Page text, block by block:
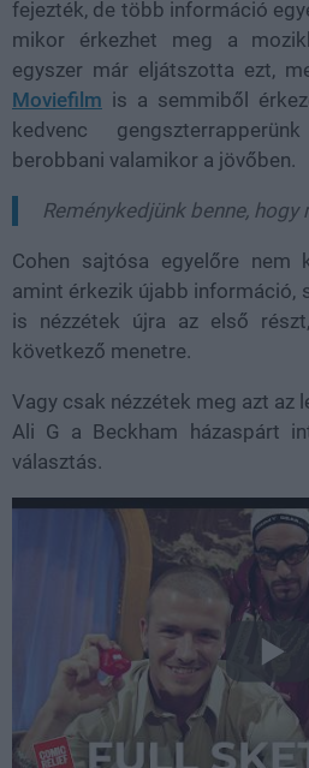
fejezték, de több információ
mikor érkezhet meg a
egyszer már eljátszotta ezt,
Moviefilm is a semmiből
kedvenc
berobbani valamikor a jövőben.
Reménykedjünk benne, hogy
Cohen sajtósa egyelőre nem
amint érkezik újabb információ,
is nézzétek újra az első
következő menetre.
Vagy csak nézzétek meg azt az
Ali G a Beckham házaspárt
választás.